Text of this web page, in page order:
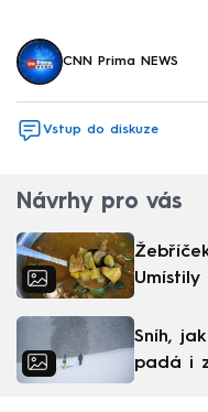
CNN Prima NEWS
Vstup do diskuze
Návrhy pro vás
Umístily
Sníh,
padá i